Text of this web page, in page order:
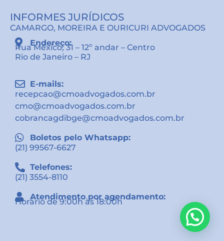
INFORMES JURÍDICOS
CAMARGO, MOREIRA E OURICURI ADVOGADOS
Endereço:
Rua México, 31 – 12º andar – Centro
Rio de Janeiro – RJ
E-mails:
recepcao@cmoadvogados.com.br
cmo@cmoadvogados.com.br
cobrancagdibge@cmoadvogados.com.br
Boletos pelo Whatsapp:
(21) 99567-6627
Telefones:
(21) 3554-8110
Atendimento por agendamento:
Horário de 9:00h às 18:00h